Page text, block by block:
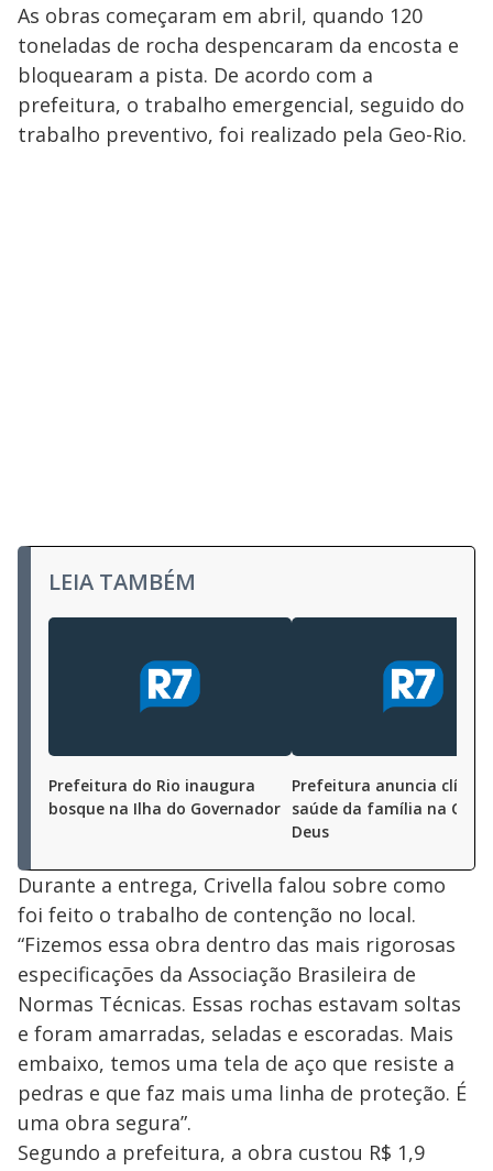
As obras começaram em abril, quando 120
toneladas de rocha despencaram da encosta e
bloquearam a pista. De acordo com a
prefeitura, o trabalho emergencial, seguido do
trabalho preventivo, foi realizado pela Geo-Rio.
LEIA TAMBÉM
Prefeitura do Rio inaugura
bosque na Ilha do Governador
Prefeitura anuncia clínica
saúde da família na
Deus
Durante a entrega, Crivella falou sobre como
foi feito o trabalho de contenção no local.
“Fizemos essa obra dentro das mais rigorosas
especificações da Associação Brasileira de
Normas Técnicas. Essas rochas estavam soltas
e foram amarradas, seladas e escoradas. Mais
embaixo, temos uma tela de aço que resiste a
pedras e que faz mais uma linha de proteção. É
uma obra segura”.
Segundo a prefeitura, a obra custou R$ 1,9